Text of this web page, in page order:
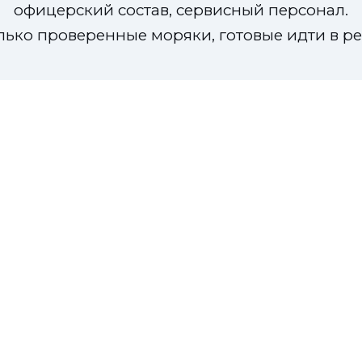
офицерский состав, сервисный персонал.
проверенные моряки, готовые идти в